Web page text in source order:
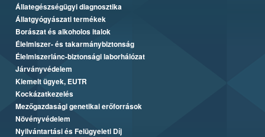
Állategészségügyi diagnosztika
Állatgyógyászati termékek
Borászat és alkoholos italok
Élelmiszer- és takarmánybiztonság
Élelmiszerlánc-biztonsági laborhálózat
Járványvédelem
Kiemelt ügyek, EUTR
Kockázatkezelés
Mezőgazdasági genetikai erőforrások
Növényvédelem
Nyilvántartási és Felügyeleti Díj